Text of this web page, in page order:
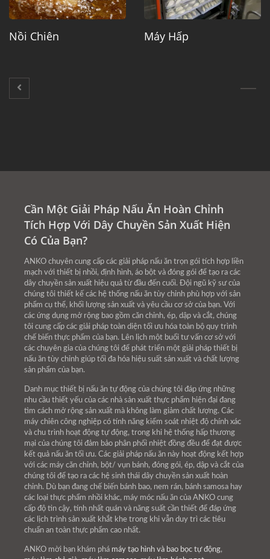
Nồi Chiên Máy Hấp
Cần Một Giải Pháp Nấu Ăn Hoàn Chỉnh
Tích Hợp Với Dây Chuyền Sản Xuất Hiện
Có Của Bạn?
ANKO chuyên cung cấp các giải pháp nấu ăn trọn gói tích hợp liền
mạch với thiết bị nhồi, định hình, áo bột và đóng gói để tạo ra các
dây chuyền sản xuất hiệu quả từ đầu đến cuối. Đội ngũ kỹ sư của
chúng tôi thiết kế các hệ thống nấu ăn tùy chỉnh phù hợp với sản
phẩm cụ thể, khối lượng sản xuất và yêu cầu cơ sở của bạn. Với
các ứng dụng mở rộng bao gồm căn chỉnh, ép, dập và cắt, chúng
tôi cung cấp các giải pháp toàn diện tối ưu hóa toàn bộ quy trình
chế biến thực phẩm của bạn. Lên lịch một buổi tư vấn cơ sở với
các chuyên gia của chúng tôi để phát triển một giải pháp thiết bị
nấu ăn tùy chỉnh giúp tối đa hóa hiệu suất sản xuất và chất lượng
sản phẩm của bạn.
Danh mục thiết bị nấu ăn tự động của chúng tôi đáp ứng những
nhu cầu thiết yếu của các nhà sản xuất thực phẩm hiện đại đang
tìm cách mở rộng sản xuất mà không làm giảm chất lượng. Các
máy chiên công nghiệp có tính năng kiểm soát nhiệt độ chính xác
và chu trình hoạt động tự động, trong khi hệ thống hấp thương
mại của chúng tôi đảm bảo phân phối nhiệt đồng đều để đạt được
kết quả nấu ăn tối ưu. Các giải pháp nấu ăn này hoạt động kết hợp
với các máy căn chỉnh, bột/ vụn bánh, đóng gói, ép, dập và cắt của
chúng tôi để tạo ra các hệ sinh thái dây chuyền sản xuất hoàn
chỉnh. Dù bạn đang chế biến bánh bao, nem rán, bánh samosa hay
các loại thực phẩm nhồi khác, máy móc nấu ăn của ANKO cung
cấp độ tin cậy, tính nhất quán và năng suất cần thiết để đáp ứng
các lịch trình sản xuất khắt khe trong khi vẫn duy trì các tiêu
chuẩn an toàn thực phẩm cao nhất.
ANKO mời bạn khám phá máy tạo hình và bao bọc tự động,